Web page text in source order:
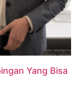
Yang Bisa